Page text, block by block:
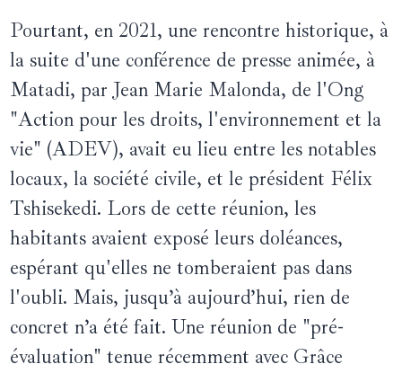
Pourtant, en 2021, une rencontre historique, à
la suite d'une conférence de presse animée, à
Matadi, par Jean Marie Malonda, de l'Ong
"Action pour les droits, l'environnement et la
vie" (ADEV), avait eu lieu entre les notables
locaux, la société civile, et le président Félix
Tshisekedi. Lors de cette réunion, les
habitants avaient exposé leurs doléances,
espérant qu'elles ne tomberaient pas dans
l'oubli. Mais, jusqu’à aujourd’hui, rien de
concret n’a été fait. Une réunion de "pré-
évaluation" tenue récemment avec Grâce